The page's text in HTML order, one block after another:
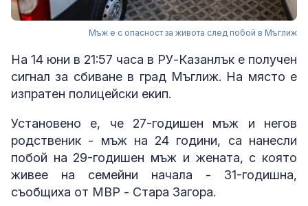
Мъж е с опасност за живота след побой в Мъглиж
На 14 юни в 21:57 часа в РУ-Казанлък е получен
сигнал за сбиване в град Мъглиж. На място е
изпратен полицейски екип.
Установено е, че 27-годишен мъж и негов
родственик - мъж на 24 години, са нанесли
побой на 29-годишен мъж и жената, с която
живее на семейни начала - 31-годишна,
съобщиха от МВР - Стара Загора.